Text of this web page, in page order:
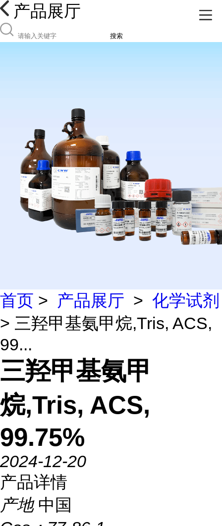
产品展厅
搜索
首页 > 产品展厅 > 化学试剂
> 三羟甲基氨甲烷,Tris, ACS,
99...
三羟甲基氨甲
烷,Tris, ACS,
99.75%
2024-12-20
产品详情
产地 中国